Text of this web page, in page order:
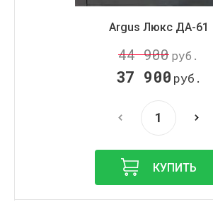
Argus Люкс ДА-61
44 900руб.
37 900 руб.
КУПИТЬ